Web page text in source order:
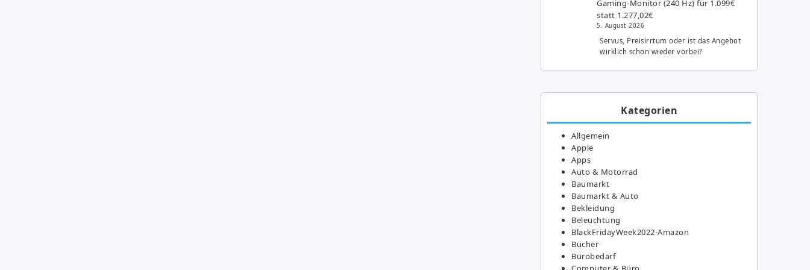
Gaming-Monitor (240 Hz) für 1.099€
statt 1.277,02€
5. August 2026
Servus, Preisirrtum oder ist das Angebot
wirklich schon wieder vorbei?
Kategorien
Allgemein
Apple
Apps
Auto & Motorrad
Baumarkt
Baumarkt & Auto
Bekleidung
Beleuchtung
BlackFridayWeek2022-Amazon
Bücher
Bürobedarf